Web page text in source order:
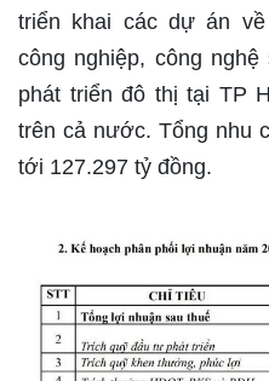
triển khai các dự án
công nghiệp, công
phát triển đô thị tại TP
trên cả nước. Tổng nhu
tới 127.297 tỷ đồng.